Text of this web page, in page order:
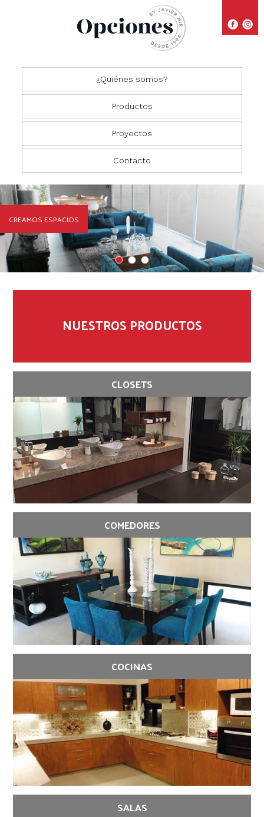
¿Quiénes somos?
Productos
Closets
Comedores
Cocinas
Salas
Recámaras
Proyectos
Residencial
Oficinas
Comercial
Contacto
CREAMOS ESPACIOS
NUESTROS PRODUCTOS
CLOSETS
COMEDORES
COCINAS
SALAS